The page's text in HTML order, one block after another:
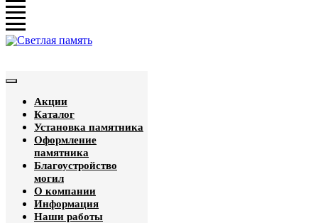
Акции
Каталог
Установка памятника
Оформление
памятника
Благоустройство
могил
О компании
Информация
Наши работы